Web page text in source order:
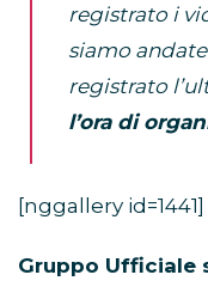
registrato i
siamo
registrato
l’ora di
[nggallery id=1441]
Gruppo Ufficiale